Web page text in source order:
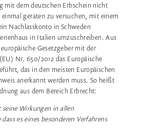
mit dem deutschen Erbschein nicht
geraten zu versuchen, mit einem
Nachlasskonto in Schweden
in Italien umzuschreiben. Aus
Gesetzgeber mit der
Nr. 650/2012 das Europäische
das in den meisten Europäischen
anerkannt werden muss. So heißt
aus dem Bereich Erbrecht:
seine Wirkungen in allen
es eines besonderen Verfahrens